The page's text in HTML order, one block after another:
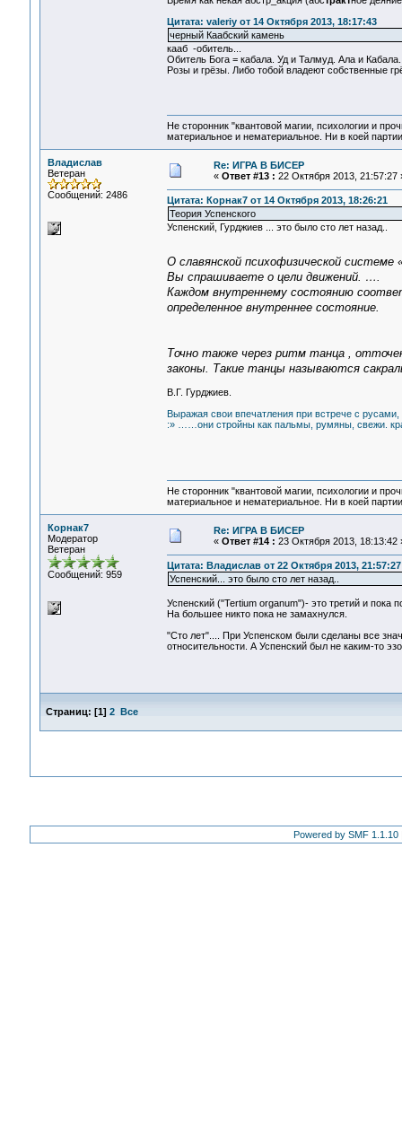
Цитата: valeriy от 14 Октября 2013, 18:17:43
черный Каабский камень
кааб -обитель...
Обитель Бога = кабала. Уд и Талмуд. Ала и
Розы и грёзы. Либо тобой владеют собственные
Не сторонник "квантовой магии, психологии и
материальное и нематериальное. Ни в коей
Владислав
Ветеран
Сообщений: 2486
Re: ИГРА В БИСЕР
« Ответ #13 : 22 Октября 2013, 21:57:27
Цитата: Корнак7 от 14 Октября 2013, 18:26:21
Теория Успенского
Успенский, Гурджиев ... это было сто лет назад..
О славянской психофизической системе
Вы спрашиваете о цели движений. ….
Каждом внутреннему состоянию
определенное внутреннее состояние.
Точно также через ритм танца ,
законы. Такие танцы называются
В.Г. Гурджиев.
Выражая свои впечатления при встрече с
:» ……они стройны как пальмы, румяны, свежи.
Не сторонник "квантовой магии, психологии и
материальное и нематериальное. Ни в коей
Корнак7
Модератор
Ветеран
Сообщений: 959
Re: ИГРА В БИСЕР
« Ответ #14 : 23 Октября 2013, 18:13:42
Цитата: Владислав от 22 Октября 2013, 21:57:27
Успенский... это было сто лет назад..
Успенский ("Tertium organum")- это третий и пока
На большее никто пока не замахнулся.
"Сто лет".... При Успенском были сделаны все
относительности. А Успенский был не каким-то
Страниц: [1] 2 Все
Powered by SMF 1.1.10